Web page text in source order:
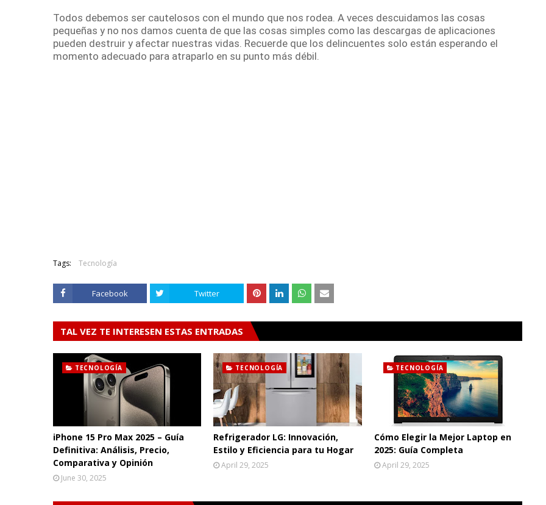
Todos debemos ser cautelosos con el mundo que nos rodea. A veces descuidamos las cosas
pequeñas y no nos damos cuenta de que las cosas simples como las descargas de aplicaciones
pueden destruir y afectar nuestras vidas. Recuerde que los delincuentes solo están esperando el
momento adecuado para atraparlo en su punto más débil.
Tags: Tecnología
Facebook Twitter
TAL VEZ TE INTERESEN ESTAS ENTRADAS
TECNOLOGÍA
iPhone 15 Pro Max 2025 – Guía
Definitiva: Análisis, Precio,
Comparativa y Opinión
June 30, 2025
TECNOLOGÍA
Refrigerador LG: Innovación,
Estilo y Eficiencia para tu Hogar
April 29, 2025
TECNOLOGÍA
Cómo Elegir la Mejor Laptop en
2025: Guía Completa
April 29, 2025